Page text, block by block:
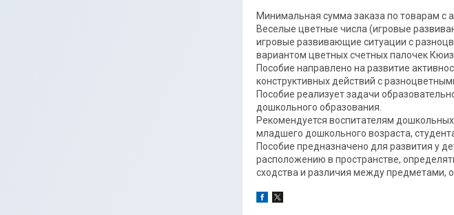
Минимальная сумма заказа по товарам с
Веселые цветные числа (игровые
игровые развивающие ситуации с
вариантом цветных счетных палочек
Пособие направлено на развитие
конструктивных действий с
Пособие реализует задачи
дошкольного образования.
Рекомендуется воспитателям
младшего дошкольного возраста,
Пособие предназначено для развития у
расположению в пространстве,
сходства и различия между предметами,